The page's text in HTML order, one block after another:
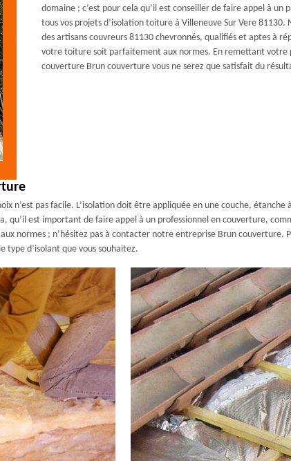
domaine ; c’est pour cela qu’il est conseiller de faire appel à
tous vos projets d’isolation toiture à Villeneuve Sur Vere
des artisans couvreurs 81130 chevronnés, qualifiés et aptes à
votre toiture soit parfaitement aux normes. En remettant
couverture Brun couverture vous ne serez que satisfait du
n’est pas facile. L’isolation doit être appliquée en une couche,
qu’il est important de faire appel à un professionnel en couverture,
normes ; n’hésitez pas à contacter notre entreprise Brun couverture.
type d’isolant que vous souhaitez.